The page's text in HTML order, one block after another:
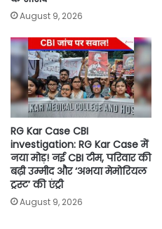
August 9, 2026
RG Kar Case CBI
investigation: RG Kar Case में
नया मोड़! नई CBI टीम, परिवार की
बढ़ी उम्मीद और ‘अभया मेमोरियल
ट्रस्ट’ की एंट्री
August 9, 2026